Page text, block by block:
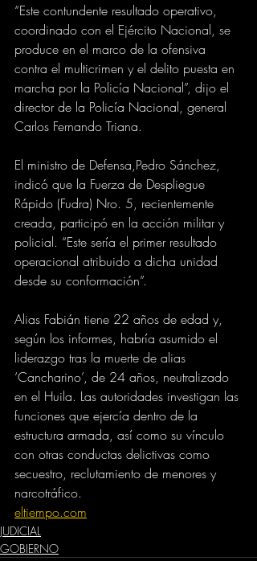
“Este contundente resultado operativo,
coordinado con el Ejército Nacional, se
produce en el marco de la ofensiva
contra el multicrimen y el delito puesta en
marcha por la Policía Nacional”, dijo el
director de la Policía Nacional, general
Carlos Fernando Triana.
El ministro de Defensa,Pedro Sánchez,
indicó que la Fuerza de Despliegue
Rápido (Fudra) Nro. 5, recientemente
creada, participó en la acción militar y
policial. “Este sería el primer resultado
operacional atribuido a dicha unidad
desde su conformación”.
Alias Fabián tiene 22 años de edad y,
según los informes, habría asumido el
liderazgo tras la muerte de alias
‘Cancharino’, de 24 años, neutralizado
en el Huila. Las autoridades investigan las
funciones que ejercía dentro de la
estructura armada, así como su vínculo
con otras conductas delictivas como
secuestro, reclutamiento de menores y
narcotráfico.
eltiempo.com
JUDICIAL
GOBIERNO